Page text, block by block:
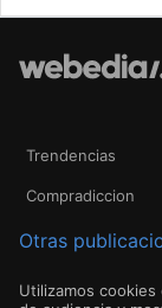
Trendencias
Compradiccion
Otras
Utilizamos